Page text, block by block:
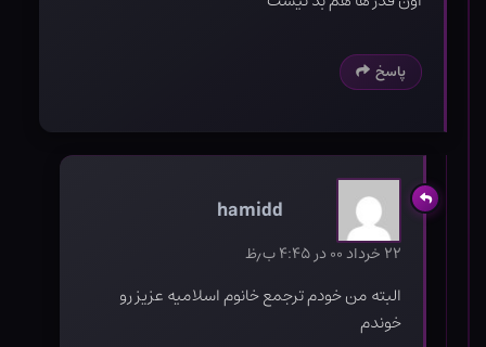
پاسخ
hamidd
۲۲ خرداد ۰۰ در ۴:۴۵ ب٫ظ
البته من خودم ترجمع خانوم اسلامیه عزیز رو
خوندم